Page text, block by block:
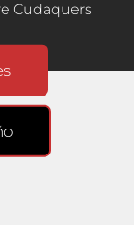
Cudaquers